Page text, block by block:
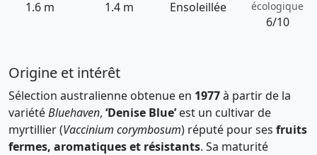
1.6 m 1.4 m Ensoleillée
écologique
6/10
Origine et intérêt
Sélection australienne obtenue en 1977à partir de la
variétéBluehaven, ‘Denise Blue’est un cultivar de
myrtillier (Vaccinium corymbosum) réputé pour ses fruits
fermes, aromatiques et résistants. Sa maturité